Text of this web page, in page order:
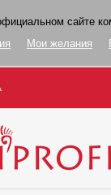
сайте
Мои желания